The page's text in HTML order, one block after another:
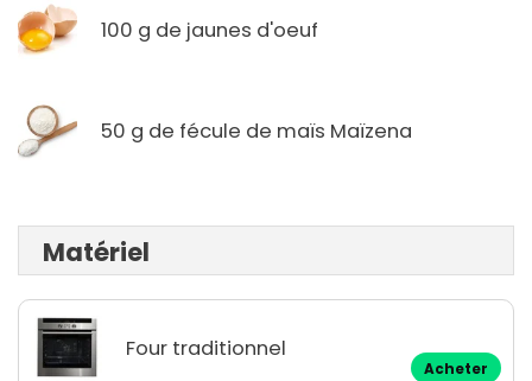
100 g de jaunes d'oeuf
50 g de fécule de maïs Maïzena
Matériel
Four traditionnel
Acheter